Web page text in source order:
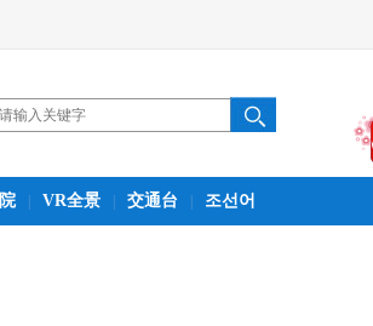
VR全景 交通台 조선어